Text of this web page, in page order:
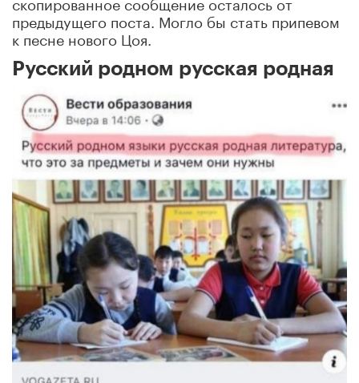
предыдущего поста. Могло бы стать припевом
к песне нового Цоя.
Русский родном русская родная